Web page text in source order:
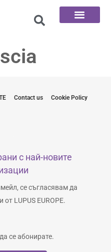
Contact us Cookie Policy
с най-новите
се съгласявам да
LUPUS EUROPE.
се абонирате.